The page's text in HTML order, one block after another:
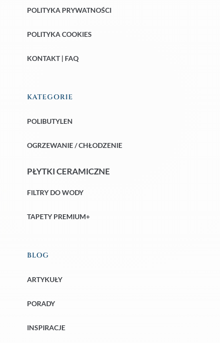
POLITYKA PRYWATNOŚCI
POLITYKA COOKIES
KONTAKT | FAQ
KATEGORIE
POLIBUTYLEN
OGRZEWANIE / CHŁODZENIE
PŁYTKI CERAMICZNE
FILTRY DO WODY
TAPETY PREMIUM+
BLOG
ARTYKUŁY
PORADY
INSPIRACJE